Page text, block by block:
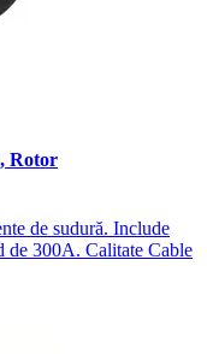
Rotor
de sudură. Include
de 300A. Calitate Cable